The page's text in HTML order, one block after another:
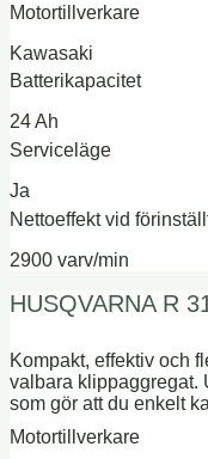
Motortillverkare
Kawasaki
Batterikapacitet
24 Ah
Serviceläge
Ja
Nettoeffekt vid
2900 varv/min
HUSQVARNA R
Kompakt, effektiv och
valbara klippaggregat.
som gör att du enkelt
Motortillverkare